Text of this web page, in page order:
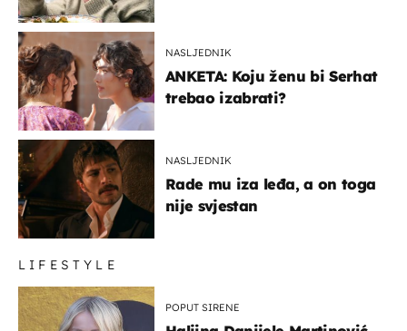
NASLJEDNIK
ANKETA: Koju ženu bi Serhat
trebao izabrati?
NASLJEDNIK
Rade mu iza leđa, a on toga
nije svjestan
LIFESTYLE
POPUT SIRENE